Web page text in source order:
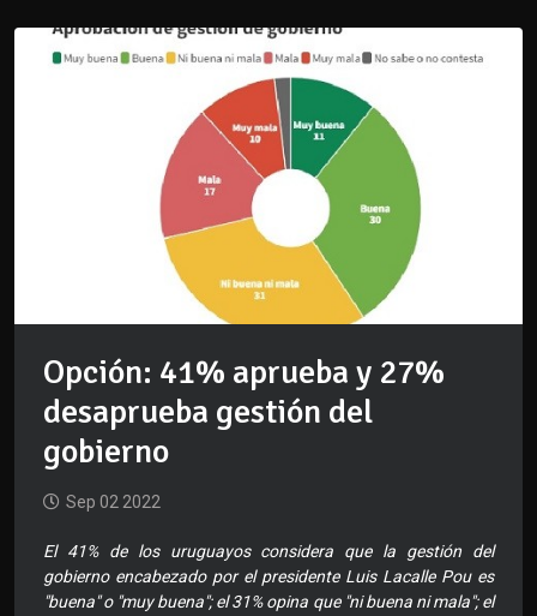
Opción: 41% aprueba y 27%
desaprueba gestión del
gobierno
Sep 02 2022
El 41% de los uruguayos considera que la gestión del
gobierno encabezado por el presidente Luis Lacalle Pou es
"buena" o "muy buena"; el 31% opina que "ni buena ni mala"; el